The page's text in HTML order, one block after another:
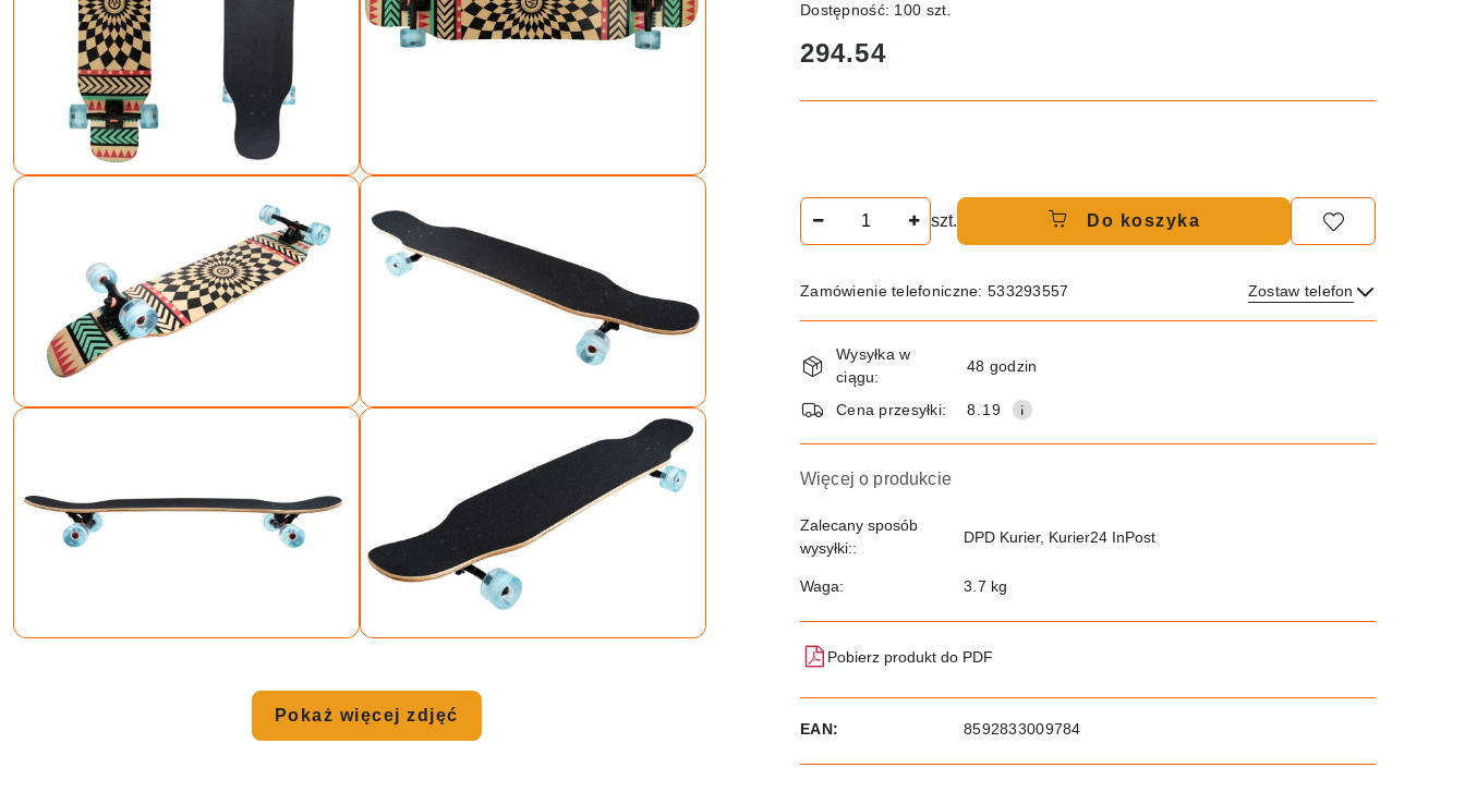
Pokaż więcej zdjęć
Dostępność: 100 szt.
cena:
294.54
szt. Do koszyka
Zamówienie telefoniczne: 533293557 Zostaw telefon
Wyślij
Dostępność
i
dostawa
Wysyłka w
ciągu:
48 godzin
Cena przesyłki: 8.19
Więcej o produkcie
Zalecany sposób
wysyłki::
DPD Kurier, Kurier24 InPost
Waga: 3.7 kg
Pobierz produkt do PDF
EAN: 8592833009784